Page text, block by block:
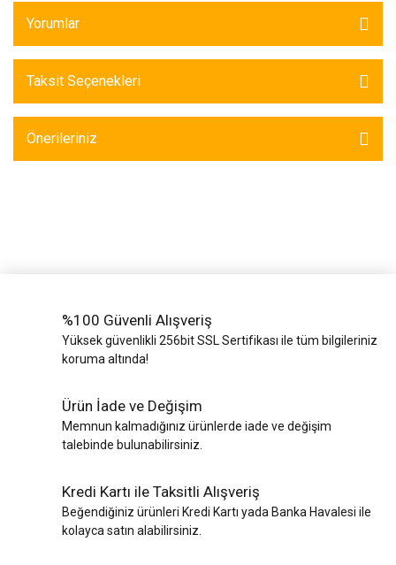
Yorumlar
Taksit Seçenekleri
Önerileriniz
%100 Güvenli Alışveriş
Yüksek güvenlikli 256bit SSL Sertifikası ile tüm bilgileriniz
koruma altında!
Ürün İade ve Değişim
Memnun kalmadığınız ürünlerde iade ve değişim
talebinde bulunabilirsiniz.
Kredi Kartı ile Taksitli Alışveriş
Beğendiğiniz ürünleri Kredi Kartı yada Banka Havalesi ile
kolayca satın alabilirsiniz.